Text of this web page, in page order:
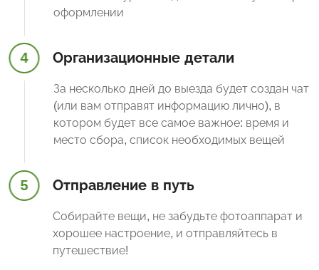
оформлении
4 Организационные детали
За несколько дней до выезда будет создан чат
(или вам отправят информацию лично), в
котором будет все самое важное: время и
место сбора, список необходимых вещей
5 Отправление в путь
Собирайте вещи, не забудьте фотоаппарат и
хорошее настроение, и отправляйтесь в
путешествие!